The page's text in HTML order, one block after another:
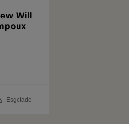
Will
Esgotado